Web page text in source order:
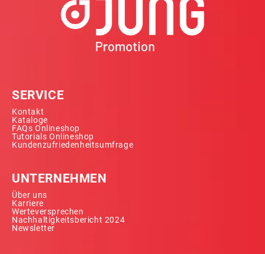
SERVICE
Kontakt
Kataloge
FAQs Onlineshop
Tutorials Onlineshop
Kundenzufriedenheitsumfrage
UNTERNEHMEN
Über uns
Karriere
Werteversprechen
Nachhaltigkeitsbericht 2024
Newsletter